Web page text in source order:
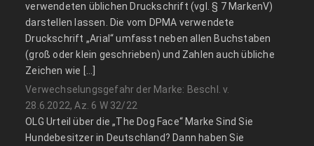
verwendeten üblichen Druckschrift (vgl. § 7 MarkenV)
darstellen lassen. Die vom DPMA verwendete
Druckschrift „Arial“ umfasst neben allen Buchstaben
(groß oder klein geschrieben) und Zahlen auch übliche
Zeichen wie […]
Verwechselungsgefahr der Marke: Beschl. v.
28.6.2022, Az. 6 W 32/22
OLG Urteil über die „The Dog Face“ Marke Sind Sie
Hundebesitzer in Deutschland? Dann haben Sie